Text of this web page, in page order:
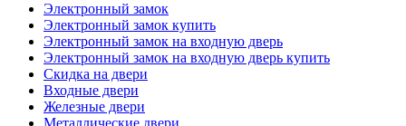
Электронный замок
Электронный замок купить
Электронный замок на входную дверь
Электронный замок на входную дверь купить
Скидка на двери
Входные двери
Железные двери